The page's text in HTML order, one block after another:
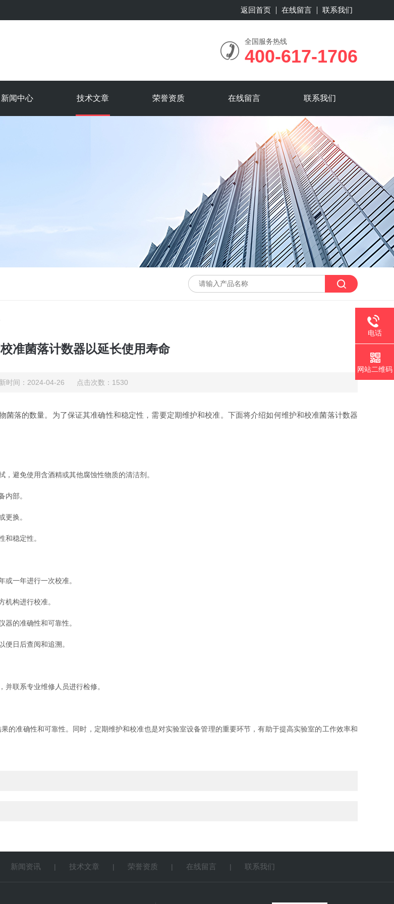
返回首页 在线留言 联系我们
全国服务热线
400-617-1706
新闻中心 技术文章 荣誉资质 在线留言 联系我们
准菌落计数器以延长使用寿命
时间：2024-04-26 点击次数：1530
的数量。为了保证其准确性和稳定性，需要定期维护和校准。下面将介绍如何维护和校准菌落计数器
避免使用含酒精或其他腐蚀性物质的清洁剂。
部。
换。
稳定性。
一年进行一次校准。
构进行校准。
的准确性和可靠性。
日后查阅和追溯。
联系专业维修人员进行检修。
准确性和可靠性。同时，定期维护和校准也是对实验室设备管理的重要环节，有助于提高实验室的工作效率和
新闻资讯 | 技术文章 | 荣誉资质 | 在线留言 | 联系我们
电话
网站二维码